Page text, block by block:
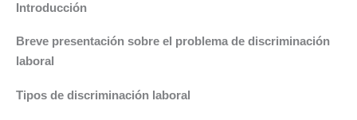
Introducción
Breve presentación sobre el problema de discriminación
laboral
Tipos de discriminación laboral